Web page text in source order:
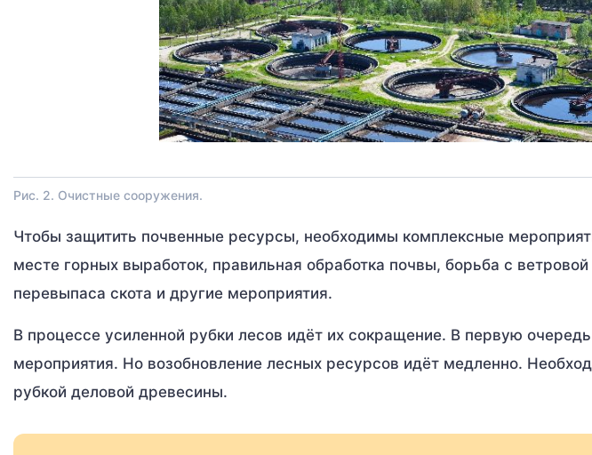
Рис. 2. Очистные сооружения.
Чтобы защитить почвенные ресурсы, необходимы комплексные
месте горных выработок, правильная обработка почвы, борьба с
перевыпаса скота и другие мероприятия.
В процессе усиленной рубки лесов идёт их сокращение. В первую
мероприятия. Но возобновление лесных ресурсов идёт медленно.
рубкой деловой древесины.